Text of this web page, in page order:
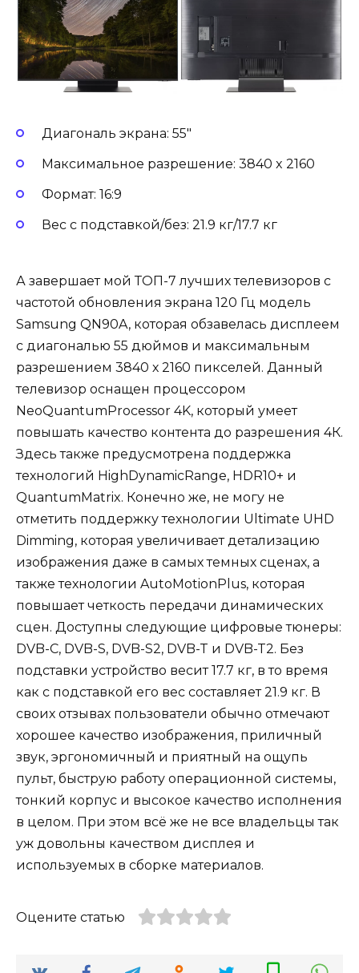
Диагональ экрана: 55″
Максимальное разрешение: 3840 x 2160
Формат: 16:9
Вес с подставкой/без: 21.9 кг/17.7 кг
А завершает мой ТОП-7 лучших телевизоров с
частотой обновления экрана 120 Гц модель
Samsung QN90A, которая обзавелась дисплеем
с диагональю 55 дюймов и максимальным
разрешением 3840 х 2160 пикселей. Данный
телевизор оснащен процессором
NeoQuantumProcessor 4K, который умеет
повышать качество контента до разрешения 4К.
Здесь также предусмотрена поддержка
технологий HighDynamicRange, HDR10+ и
QuantumMatrix. Конечно же, не могу не
отметить поддержку технологии Ultimate UHD
Dimming, которая увеличивает детализацию
изображения даже в самых темных сценах, а
также технологии AutoMotionPlus, которая
повышает четкость передачи динамических
сцен. Доступны следующие цифровые тюнеры:
DVB-C, DVB-S, DVB-S2, DVB-T и DVB-T2. Без
подставки устройство весит 17.7 кг, в то время
как с подставкой его вес составляет 21.9 кг. В
своих отзывах пользователи обычно отмечают
хорошее качество изображения, приличный
звук, эргономичный и приятный на ощупь
пульт, быструю работу операционной системы,
тонкий корпус и высокое качество исполнения
в целом. При этом всё же не все владельцы так
уж довольны качеством дисплея и
используемых в сборке материалов.
Оцените статью